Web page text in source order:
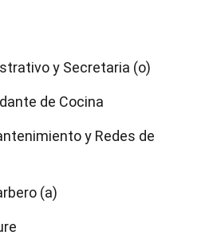
y Secretaria (o)
de Cocina
y Redes de
(a)